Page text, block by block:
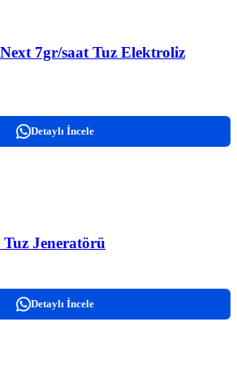
7gr/saat Tuz Elektroliz
Detaylı İncele
Jeneratörü
Detaylı İncele